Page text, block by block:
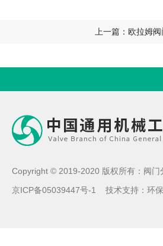
上一篇：欧拉姆
Copyright © 2019-2020 版权所有：阀门
京ICP备05039447号-1
技术支持： 环